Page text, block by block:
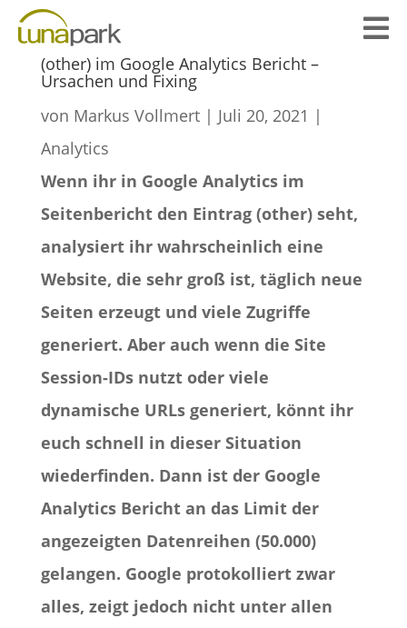

(other) im Google Analytics Bericht –
Ursachen und Fixing
von Markus Vollmert| Juli 20, 2021 |
Analytics
Wenn ihr in Google Analytics im
Seitenbericht den Eintrag (other) seht,
analysiert ihr wahrscheinlich eine
Website, die sehr groß ist, täglich neue
Seiten erzeugt und viele Zugriffe
generiert. Aber auch wenn die Site
Session-IDs nutzt oder viele
dynamische URLs generiert, könnt ihr
euch schnell in dieser Situation
wiederfinden. Dann ist der Google
Analytics Bericht an das Limit der
angezeigten Datenreihen (50.000)
gelangen. Google protokolliert zwar
alles, zeigt jedoch nicht unter allen